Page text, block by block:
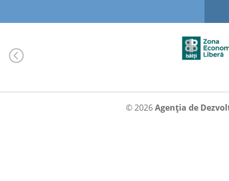
© 2026Agenția de